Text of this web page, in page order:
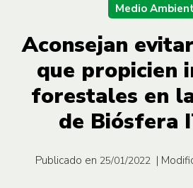
Medio
Aconsejan
que propicien
forestales en
de Biósfera
Publicado en 25/01/2022 |